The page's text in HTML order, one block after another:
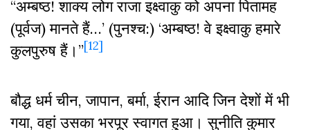
“अम्बष्ठ! शाक्य लोग राजा इक्ष्वाकु को अपना पितामह
(पूर्वज) मानते हैं…’ (पुनश्च:) ‘अम्बष्ठ! वे इक्ष्वाकु हमारे
कुलपुरुष हैं।”[12]
बौद्ध धर्म चीन, जापान, बर्मा, ईरान आदि जिन देशों में भी
गया, वहां उसका भरपूर स्वागत हुआ। सुनीति कुमार